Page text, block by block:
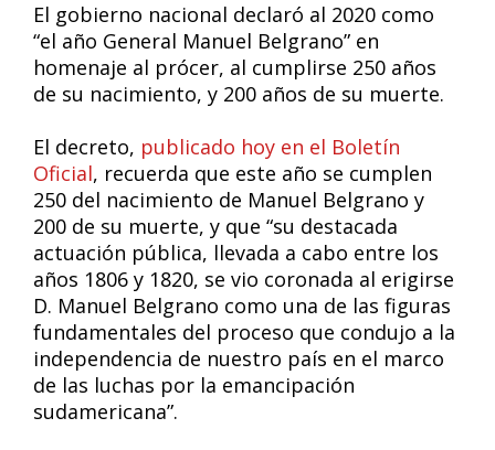
El gobierno nacional declaró al 2020 como
“el año General Manuel Belgrano” en
homenaje al prócer, al cumplirse 250 años
de su nacimiento, y 200 años de su muerte.
El decreto, publicado hoy en el Boletín
Oficial, recuerda que este año se cumplen
250 del nacimiento de Manuel Belgrano y
200 de su muerte, y que “su destacada
actuación pública, llevada a cabo entre los
años 1806 y 1820, se vio coronada al erigirse
D. Manuel Belgrano como una de las figuras
fundamentales del proceso que condujo a la
independencia de nuestro país en el marco
de las luchas por la emancipación
sudamericana”.